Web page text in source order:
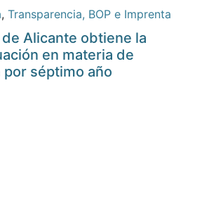
, Transparencia, BOP e Imprenta
Alicante obtiene la
en materia de
séptimo año